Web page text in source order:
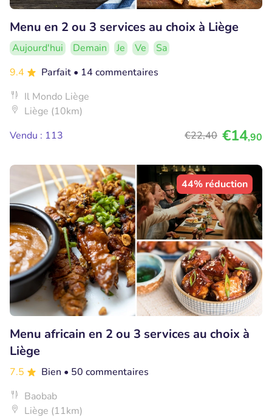
Menu en 2 ou 3 services au choix à Liège
Aujourd'hui Demain Je Ve
Sa
9.4
Parfait • 14 commentaires
Il Mondo Liège
Liège (10km)
Vendu : 113
€22,40 €14,90
44% réduction
Menu africain en 2 ou 3 services au choix à
Liège
7.5 Bien • 50 commentaires
Baobab
Liège (11km)